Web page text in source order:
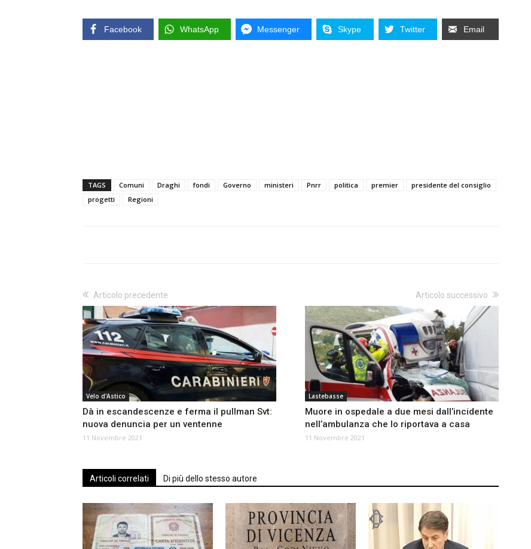
Facebook WhatsApp Messenger Skype Twitter Email
TAGS Comuni Draghi fondi Governo ministeri Pnrr politica premier
presidente del consiglio
progetti
Regioni
Articolo precedente
Velo d'Astico
Dà in escandescenze e ferma il pullman Svt:
nuova denuncia per un ventenne
11 Novembre 2021
Articolo successivo
Lastebasse
Muore in ospedale a due mesi dall’incidente
nell’ambulanza che lo riportava a casa
11 Novembre 2021
Articoli correlati Di più dello stesso autore